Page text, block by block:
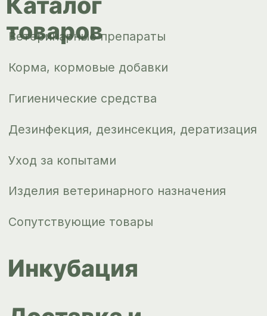
+7 343 264
51 17
Доставка и
оплата
О компании
Контакты
© ИПС «Сведловская» 2023
Политика конфиденциальности
Согласие на обработку
Новости